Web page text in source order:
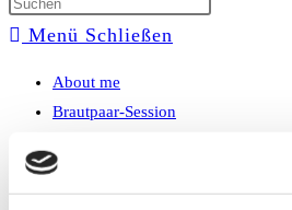
Menü Schließen
About me
Brautpaar-Session
Reportage
After Wedding